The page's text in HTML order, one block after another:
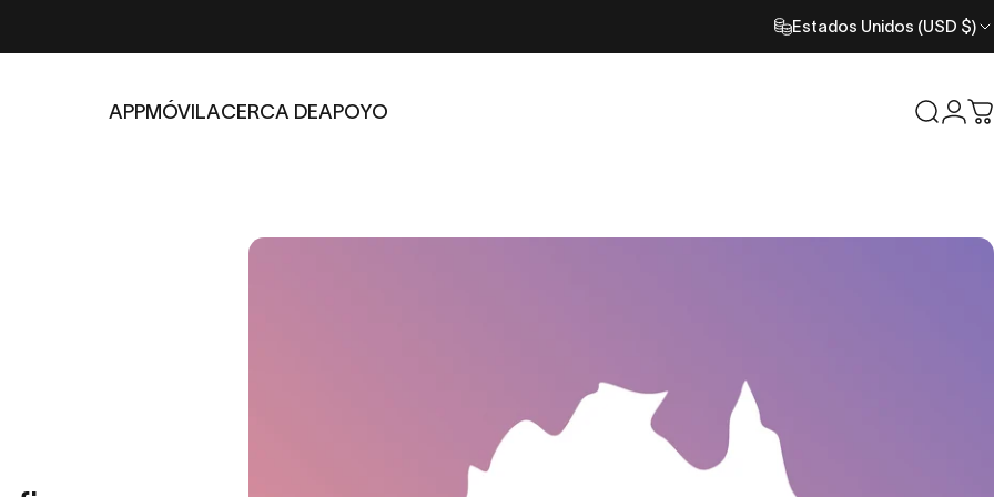
Estados Unidos (USD $)
APPMÓVILACERCA DEAPOYO Buscar